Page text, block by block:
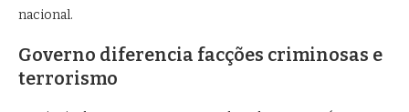
nacional.
Governo diferencia facções criminosas e
terrorismo